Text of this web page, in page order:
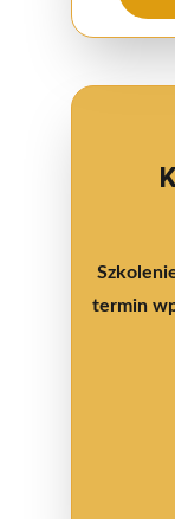
termin